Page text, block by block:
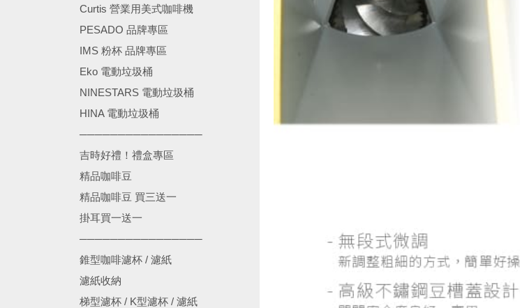
Curtis 營業用美式咖啡機
PESADO 品牌專區
IMS 粉杯 品牌專區
Eko 電動垃圾桶
NINESTARS 電動垃圾桶
HINA 電動垃圾桶
────────────────
吉時好禮！禮盒專區
精品咖啡豆
精品咖啡豆 買三送一
掛耳買一送一
────────────────
錐型咖啡濾杯 / 濾紙
濾紙收納
梯型濾杯 / K型濾杯 / 濾紙